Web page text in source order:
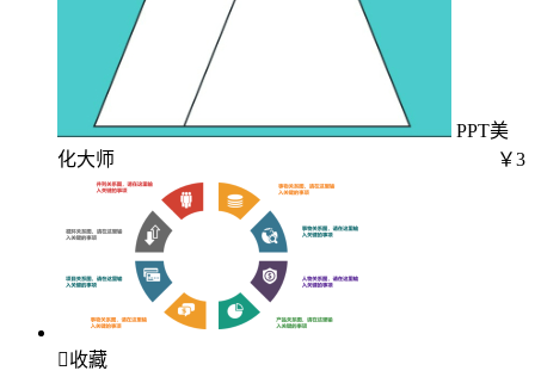
PPT美
化大师
￥3
收藏